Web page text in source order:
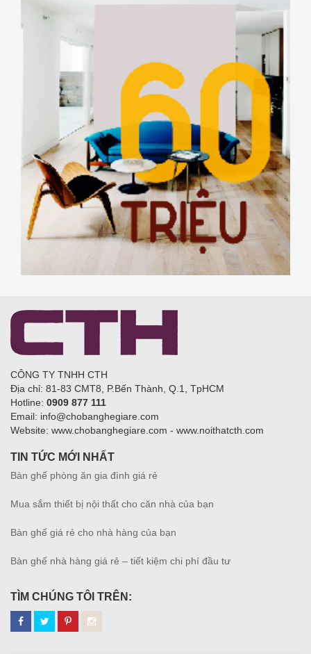
CÔNG TY TNHH CTH
Địa chỉ: 81-83 CMT8, P.Bến Thành, Q.1, TpHCM
Hotline: 0909 877 111
Email: info@chobanghegiare.com
Website: www.chobanghegiare.com - www.noithatcth.com
TIN TỨC MỚI NHẤT
Bàn ghế phòng ăn gia đình giá rẻ
Mua sắm thiết bị nội thất cho căn nhà của bạn
Bàn ghế giá rẻ cho nhà hàng của bạn
Bàn ghế nhà hàng giá rẻ – tiết kiệm chi phí đầu tư
TÌM CHÚNG TÔI TRÊN: